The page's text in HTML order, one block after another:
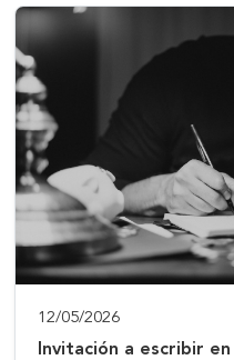
12/05/2026
Invitación a escribir